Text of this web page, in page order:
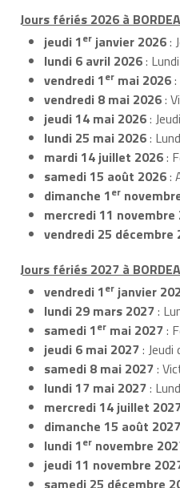
Jours fériés 2026 à
jeudi 1er janvier 2026:
lundi 6 avril 2026:
vendredi 1er mai 2026
vendredi 8 mai 2026:
jeudi 14 mai 2026:
lundi 25 mai 2026:
mardi 14 juillet 2026:
samedi 15 août 2026:
dimanche 1er
mercredi 11 novembre
vendredi 25 décembre
Jours fériés 2027 à
vendredi 1er janvier
lundi 29 mars 2027:
samedi 1er mai 2027:
jeudi 6 mai 2027: Jeudi
samedi 8 mai 2027:
lundi 17 mai 2027:
mercredi 14 juillet
dimanche 15 août 2027
lundi 1er novembre
jeudi 11 novembre